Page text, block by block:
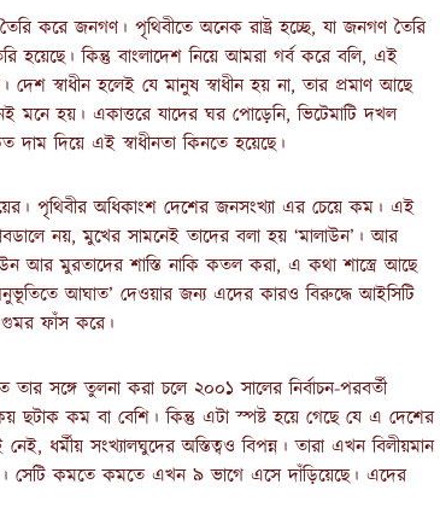
করে জনগণ। পৃথিবীতে অনেক রাষ্ট্র হচ্ছে, যা জনগণ তৈরি
হয়েছে। কিন্তু বাংলাদেশ নিয়ে আমরা গর্ব করে বলি, এই
দেশ স্বাধীন হলেই যে মানুষ স্বাধীন হয় না, তার প্রমাণ আছে
মনে হয়। একাত্তরে যাদের ঘর পোড়েনি, ভিটেমাটি দখল
দাম দিয়ে এই স্বাধীনতা কিনতে হয়েছে।
পৃথিবীর অধিকাংশ দেশের জনসংখ্যা এর চেয়ে কম। এই
নয়, মুখের সামনেই তাদের বলা হয় ‘মালাউন’। আর
আর মুরতাদের শাস্তি নাকি কতল করা, এ কথা শাস্ত্রে আছে
আঘাত’ দেওয়ার জন্য এদের কারও বিরুদ্ধে আইসিটি
গুমর ফাঁস করে।
সঙ্গে তুলনা করা চলে ২০০১ সালের নির্বাচন-পরবর্তী
ছটাক কম বা বেশি। কিন্তু এটা স্পষ্ট হয়ে গেছে যে এ দেশের
ধর্মীয় সংখ্যালঘুদের অস্তিত্বও বিপন্ন। তারা এখন বিলীয়মান
সেটি কমতে কমতে এখন ৯ ভাগে এসে দাঁড়িয়েছে। এদের